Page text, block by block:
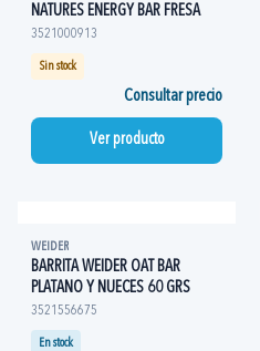
NATURES ENERGY BAR FRESA
3521000913
Sin stock
Consultar precio
Ver producto
WEIDER
BARRITA WEIDER OAT BAR
PLATANO Y NUECES 60 GRS
3521556675
En stock